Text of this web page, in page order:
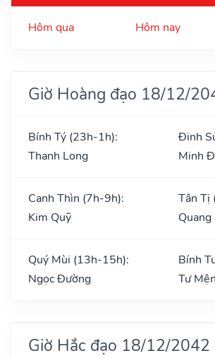
Hôm qua Hôm nay
Giờ Hoàng đạo 18/12/
Bính Tý (23h-1h):
Thanh Long
Đinh
Minh
Canh Thìn (7h-9h):
Kim Quỹ
Tân Tị
Quang
Quý Mùi (13h-15h):
Ngọc Đường
Bính
Tư
Giờ Hắc đạo 18/12/2042